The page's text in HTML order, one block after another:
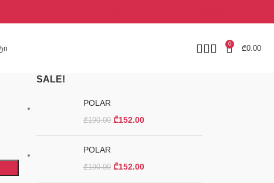
0
₾0.00
SALE!
POLAR
₾190.00 ₾152.00
POLAR
₾190.00 ₾152.00